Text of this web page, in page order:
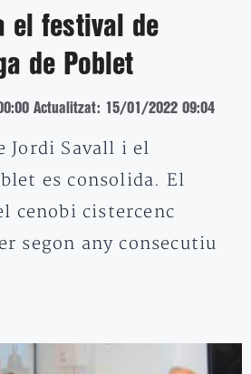
el festival de
de Poblet
Actualitzat: 15/01/2022 09:04
Jordi Savall i el
es consolida. El
cenobi cistercenc
segon any consecutiu